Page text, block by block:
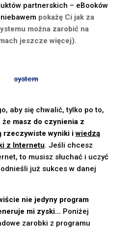
partnerskich – eBooków
pokażę Ci jak za
można zarobić na
jeszcze więcej).
aby się chwalić, tylko po to,
że masz do czynienia z
rzeczywiste wyniki iwiedzą
z Internetu. Jeśli chcesz
to musisz słuchać i uczyć
już sukces w danej
nie jedyny program
mi zyski… Poniżej
zarobki z programu